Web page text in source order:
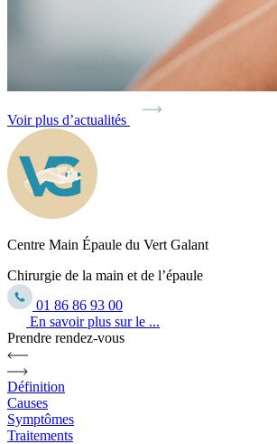
Voir plus d’actualités
Centre Main Épaule du Vert Galant
Chirurgie de la main et de l’épaule
01 86 86 93 00
En savoir plus sur le ...
Prendre rendez-vous
Définition
Causes
Symptômes
Traitements